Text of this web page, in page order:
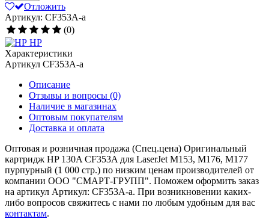
Отложить
Артикул: CF353A-a
(0)
HP
Характеристики
Артикул CF353A-a
Описание
Отзывы и вопросы (0)
Наличие в магазинах
Оптовым покупателям
Доставка и оплата
Оптовая и розничная продажа (Спец.цена) Оригинальный
картридж HP 130A CF353A для LaserJet M153, M176, M177
пурпурный (1 000 стр.) по низким ценам производителей от
компании ООО "СМАРТ-ГРУПП". Поможем оформить заказ
на артикул Артикул: CF353A-a. При возникновении каких-
либо вопросов свяжитесь с нами по любым удобным для вас
контактам.